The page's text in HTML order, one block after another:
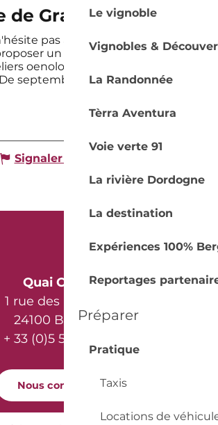
Le vignoble
Vignobles &
La Randonnée
Tèrra Aventura
Voie verte 91
La rivière Dordogne
La destination
Expériences 100%
Reportages
Préparer
Pratique
Taxis
Locations de
de Grange Neuve
pas à mettre l'accent sur
un choix variés de visites
oenologiques et d'expériences
septembre à...
Signaler une erreur
Quai Cyrano
1 rue des Récollets
24100 Bergerac
+ 33 (0)5 53 57 03 11
Nous contacter